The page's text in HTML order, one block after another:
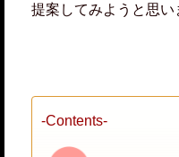
提案してみようと思い
-Contents-